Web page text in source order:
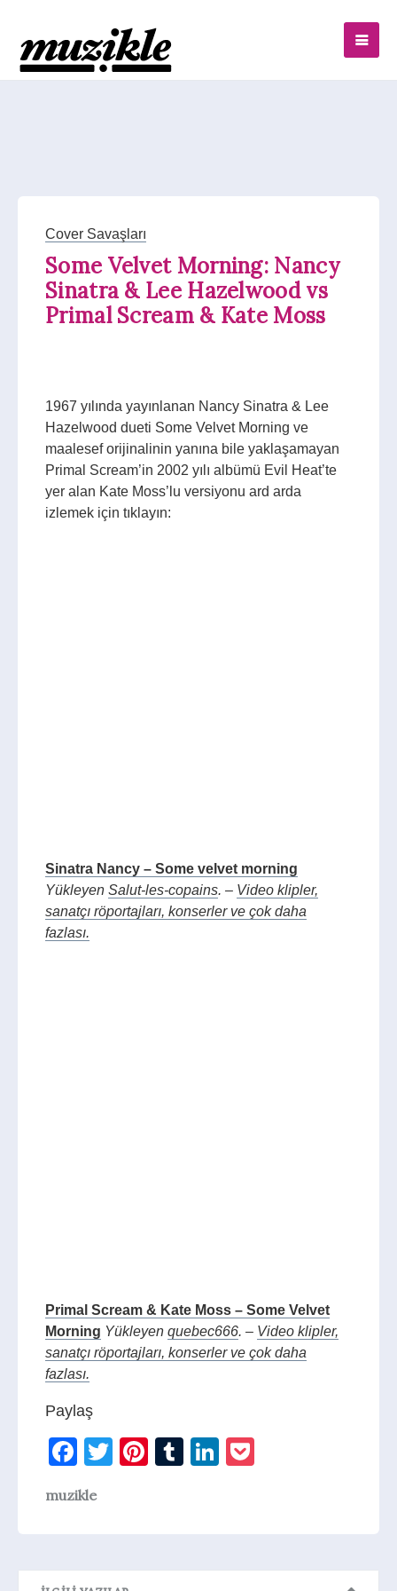
Cover Savaşları
Some Velvet Morning: Nancy
Sinatra & Lee Hazelwood vs
Primal Scream & Kate Moss
1967 yılında yayınlanan Nancy Sinatra & Lee
Hazelwood dueti Some Velvet Morning ve
maalesef orijinalinin yanına bile yaklaşamayan
Primal Scream’in 2002 yılı albümü Evil Heat’te
yer alan Kate Moss’lu versiyonu ard arda
izlemek için tıklayın:
Sinatra Nancy – Some velvet morning
Yükleyen Salut-les-copains. – Video klipler,
sanatçı röportajları, konserler ve çok daha
fazlası.
Primal Scream & Kate Moss – Some Velvet
Morning Yükleyen quebec666. – Video klipler,
sanatçı röportajları, konserler ve çok daha
fazlası.
Paylaş
Facebook
TwitterPinterest
TumblrLinkedIn
muzikle